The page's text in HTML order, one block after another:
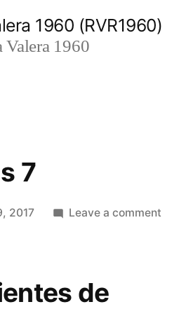
1960 (RVR1960)
1960
7
2017 Leave a comment
de